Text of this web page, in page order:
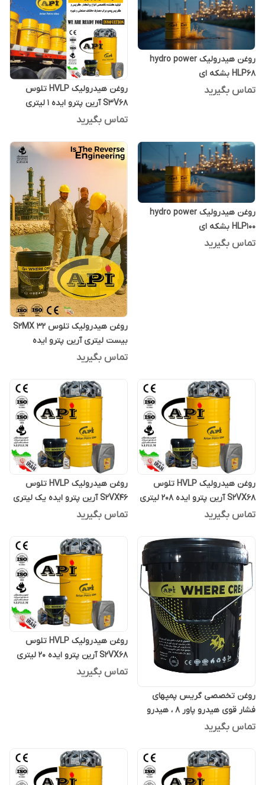
روغن هیدرولیک hydro power
HLP68 بشکه ای
تماس بگیرید
روغن هیدرولیک HVLP تلوس
S3V68 آرین پترو ایده 1 لیتری
تماس بگیرید
روغن هیدرولیک hydro power
HLP100 بشکه ای
تماس بگیرید
روغن هیدرولیک تلوس S2MX 32
بیست لیتری آرین پترو ایده
تماس بگیرید
روغن هیدرولیک HVLP تلوس
S2VX68 آرین پترو ایده 208 لیتری
تماس بگیرید
روغن هیدرولیک HVLP تلوس
S2VX46 آرین پترو ایده یک لیتری
تماس بگیرید
روغن تخصصی گریس پمپهای
فشار قوی هیدرو پاور 8 ، هیدرو
پاور ایت 20 لیتری
تماس بگیرید
روغن هیدرولیک HVLP تلوس
S2VX68 آرین پترو ایده 20 لیتری
تماس بگیرید